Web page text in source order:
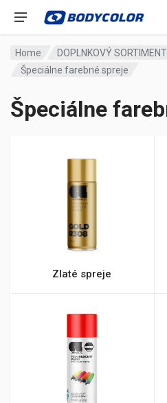
Home
DOPLNKOVÝ SORTIMENT
Špeciálne farebné spreje
Špeciálne
Zlaté spreje